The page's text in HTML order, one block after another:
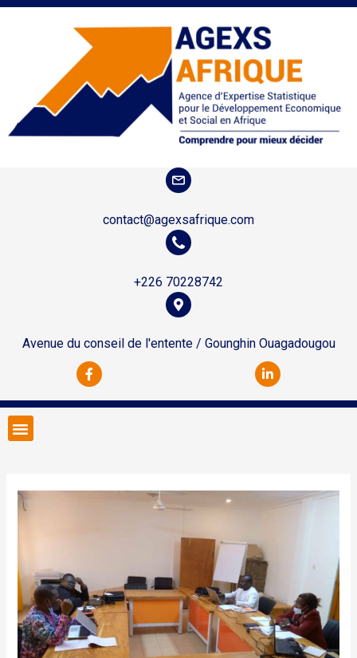
contact@agexsafrique.com
+226 70228742
Avenue du conseil de l'entente / Gounghin Ouagadougou